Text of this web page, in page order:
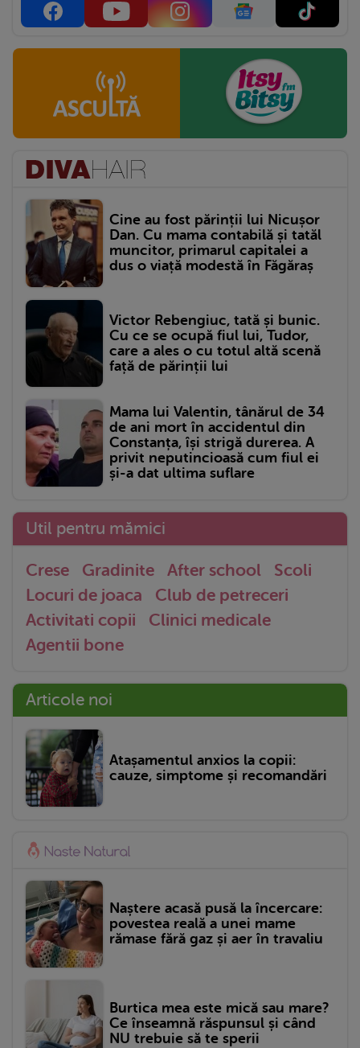
Cine au fost părinții lui Nicușor
Dan. Cu mama contabilă și tatăl
muncitor, primarul capitalei a
dus o viață modestă în Făgăraș
Victor Rebengiuc, tată și bunic.
Cu ce se ocupă fiul lui, Tudor,
care a ales o cu totul altă scenă
față de părinții lui
Mama lui Valentin, tânărul de 34
de ani mort în accidentul din
Constanța, își strigă durerea. A
privit neputincioasă cum fiul ei
și-a dat ultima suflare
Util pentru mămici
Crese Gradinite After school
Scoli
Locuri de joaca
Club de petreceri
Activitati copii
Clinici medicale
Agentii bone
Articole noi
Atașamentul anxios la copii:
cauze, simptome și recomandări
Naștere acasă pusă la încercare:
povestea reală a unei mame
rămase fără gaz și aer în travaliu
Burtica mea este mică sau mare?
Ce înseamnă răspunsul și când
NU trebuie să te sperii